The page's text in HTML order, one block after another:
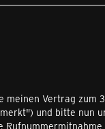
meinen Vertrag zum
und bitte nun
Rufnummermitnahme